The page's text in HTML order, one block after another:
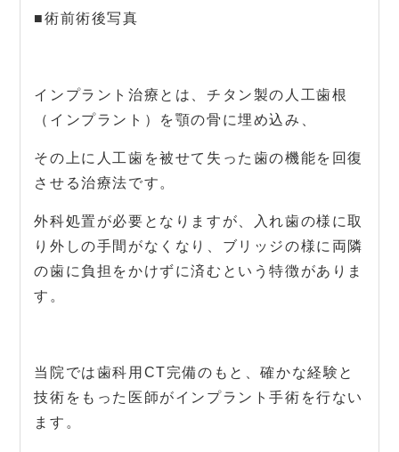
■術前術後写真
インプラント治療とは、チタン製の人工歯根
（インプラント）を顎の骨に埋め込み、
その上に人工歯を被せて失った歯の機能を回復
させる治療法です。
外科処置が必要となりますが、入れ歯の様に取
り外しの手間がなくなり、ブリッジの様に両隣
の歯に負担をかけずに済むという特徴がありま
す。
当院では歯科用CT完備のもと、確かな経験と
技術をもった医師がインプラント手術を行ない
ます。